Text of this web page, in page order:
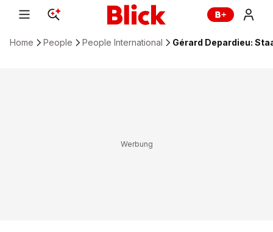
Home People People International Gérard Depardieu: